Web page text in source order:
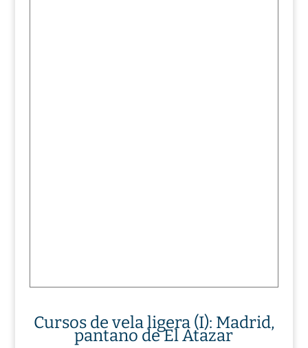
Cursos de vela ligera (I): Madrid,
pantano de El Atazar